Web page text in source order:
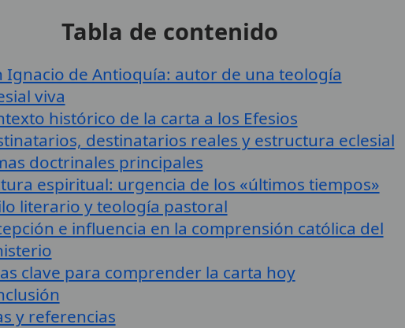
Tabla de contenido
Ignacio de Antioquía: autor de una teología
viva
histórico de la carta a los Efesios
destinatarios reales y estructura eclesial
doctrinales principales
espiritual: urgencia de los «últimos tiempos»
literario y teología pastoral
e influencia en la comprensión católica del
clave para comprender la carta hoy
y referencias